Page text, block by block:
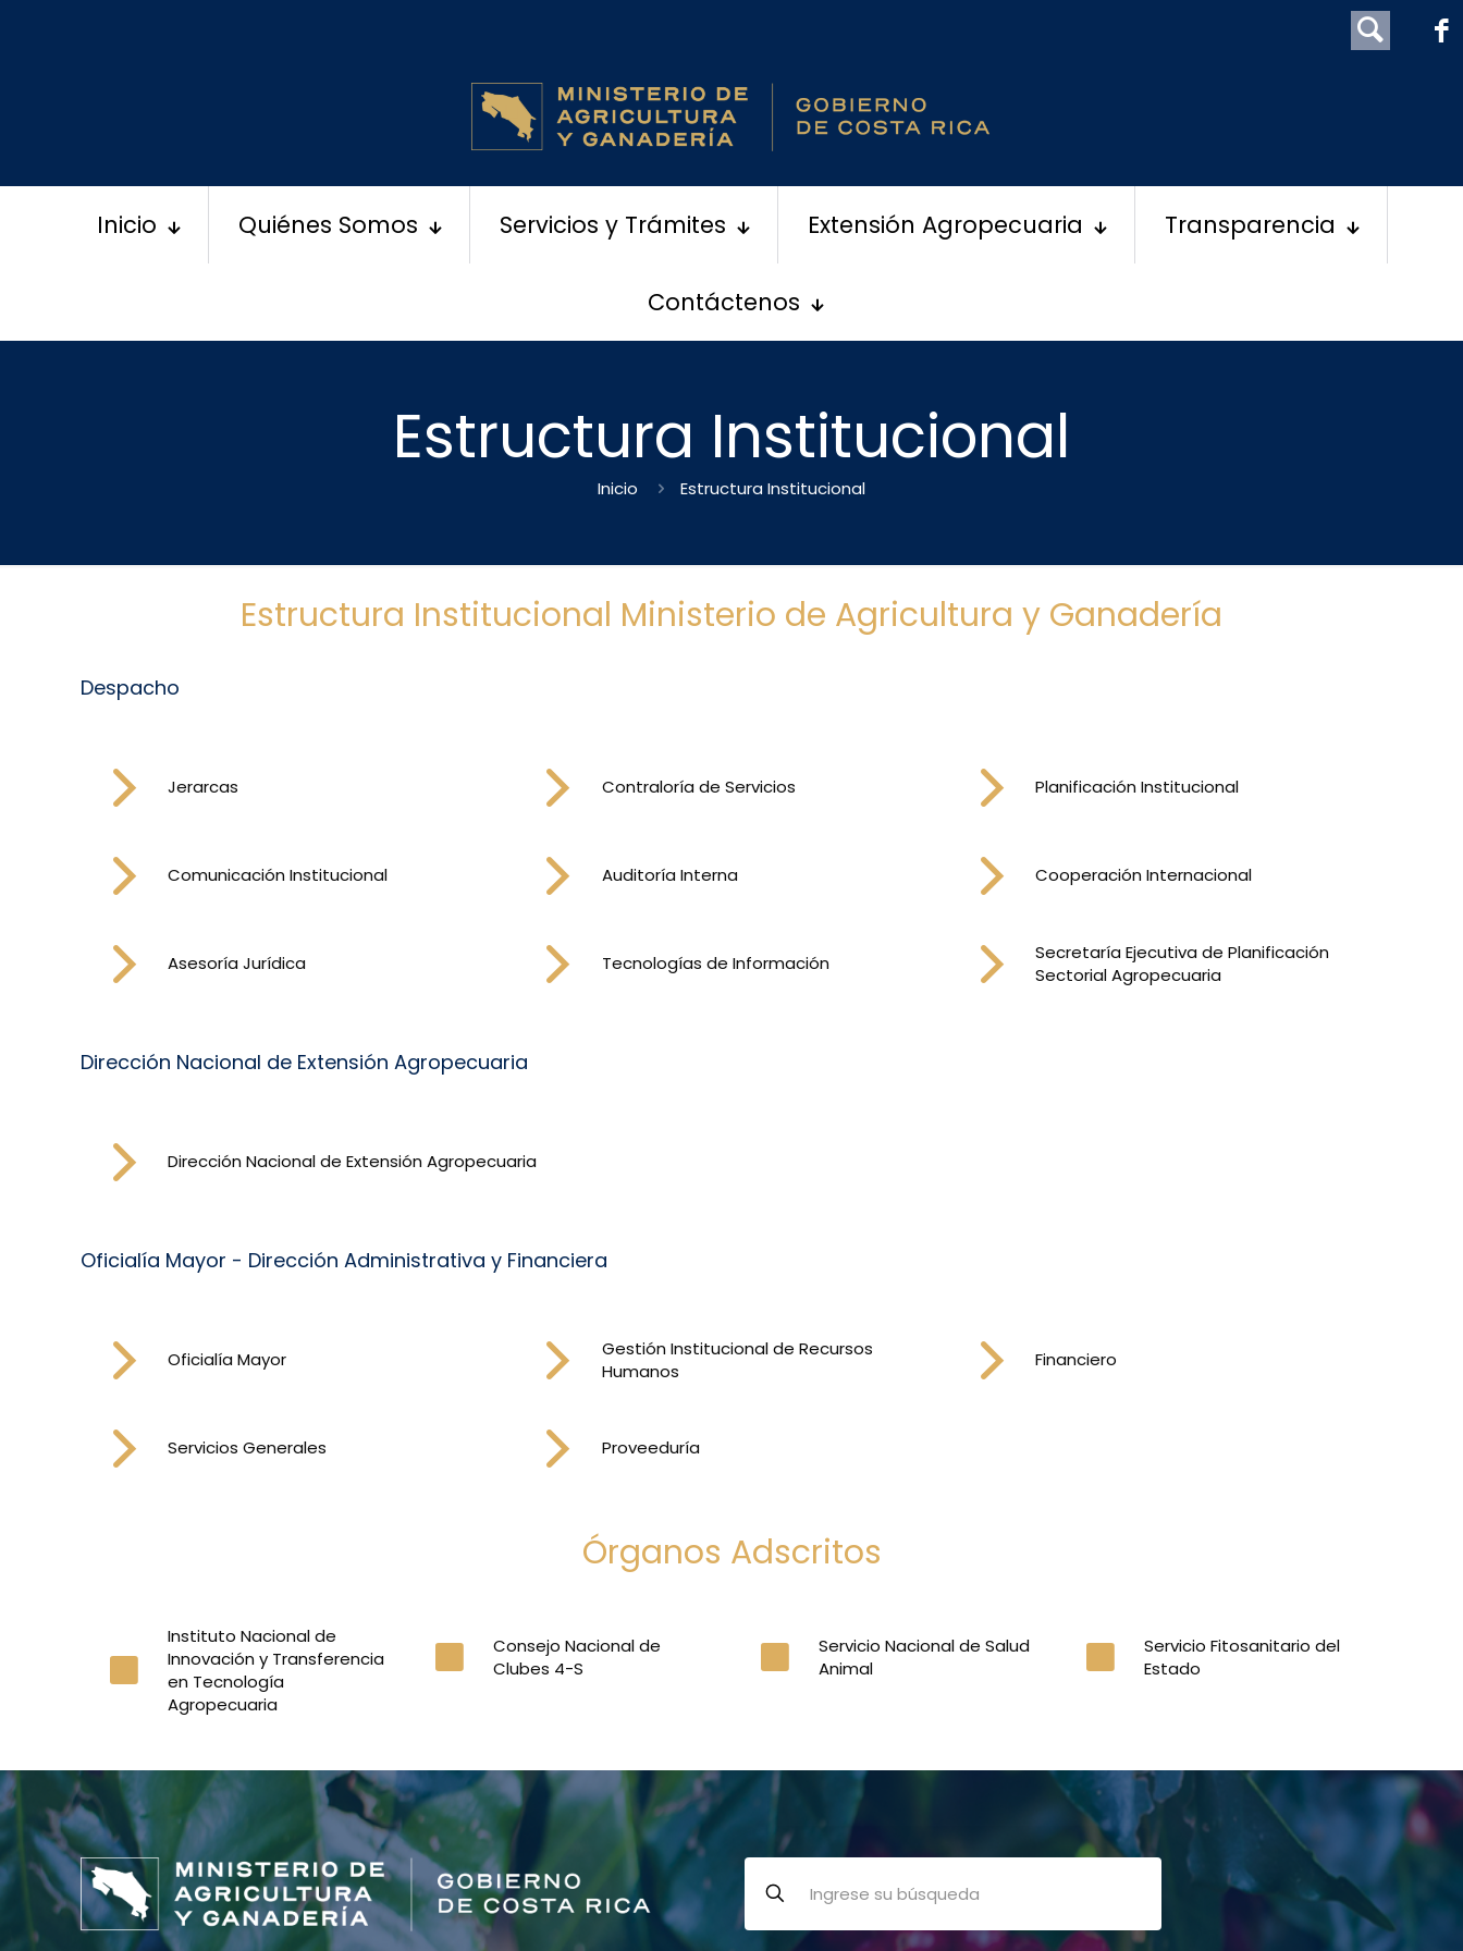
Inicio Quiénes Somos Servicios y Trámites Extensión Agropecuaria Transparencia
Contáctenos
Estructura Institucional
Inicio Estructura Institucional
Estructura Institucional Ministerio de Agricultura y Ganadería
Despacho
Jerarcas Contraloría de Servicios Planificación Institucional
Comunicación Institucional Auditoría Interna Cooperación Internacional
Asesoría Jurídica Tecnologías de Información
Secretaría Ejecutiva de Planificación
Sectorial Agropecuaria
Dirección Nacional de Extensión Agropecuaria
Dirección Nacional de Extensión Agropecuaria
Oficialía Mayor - Dirección Administrativa y Financiera
Oficialía Mayor
Gestión Institucional de Recursos
Humanos
Financiero
Servicios Generales Proveeduría
Órganos Adscritos
Instituto Nacional de
Innovación y Transferencia
en Tecnología
Agropecuaria
Consejo Nacional de
Clubes 4-S
Servicio Nacional de Salud
Animal
Servicio Fitosanitario del
Estado